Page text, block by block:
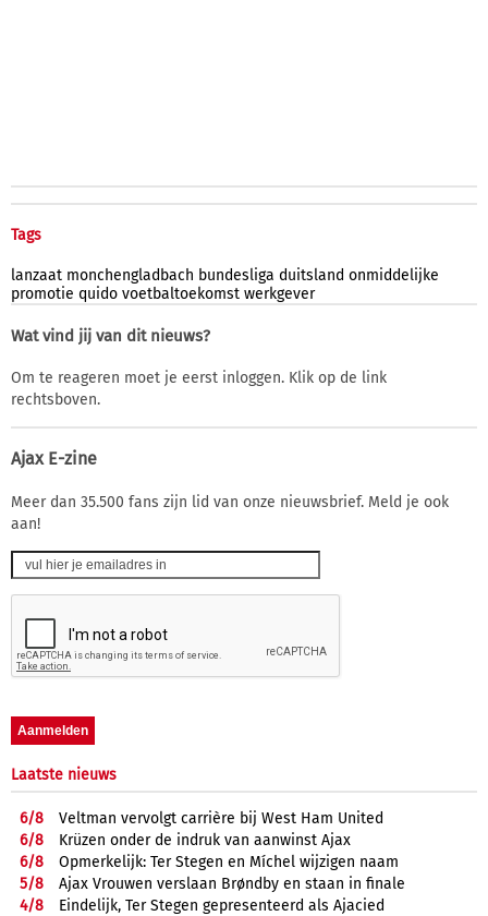
Tags
lanzaat monchengladbach bundesliga duitsland onmiddelijke
promotie quido voetbaltoekomst werkgever
Wat vind jij van dit nieuws?
Om te reageren moet je eerst inloggen. Klik op de link
rechtsboven.
Ajax E-zine
Meer dan 35.500 fans zijn lid van onze nieuwsbrief. Meld je ook
aan!
Laatste nieuws
6/8
Veltman vervolgt carrière bij West Ham United
6/8
Krüzen onder de indruk van aanwinst Ajax
6/8
Opmerkelijk: Ter Stegen en Míchel wijzigen naam
5/8
Ajax Vrouwen verslaan Brøndby en staan in finale
4/8
Eindelijk, Ter Stegen gepresenteerd als Ajacied